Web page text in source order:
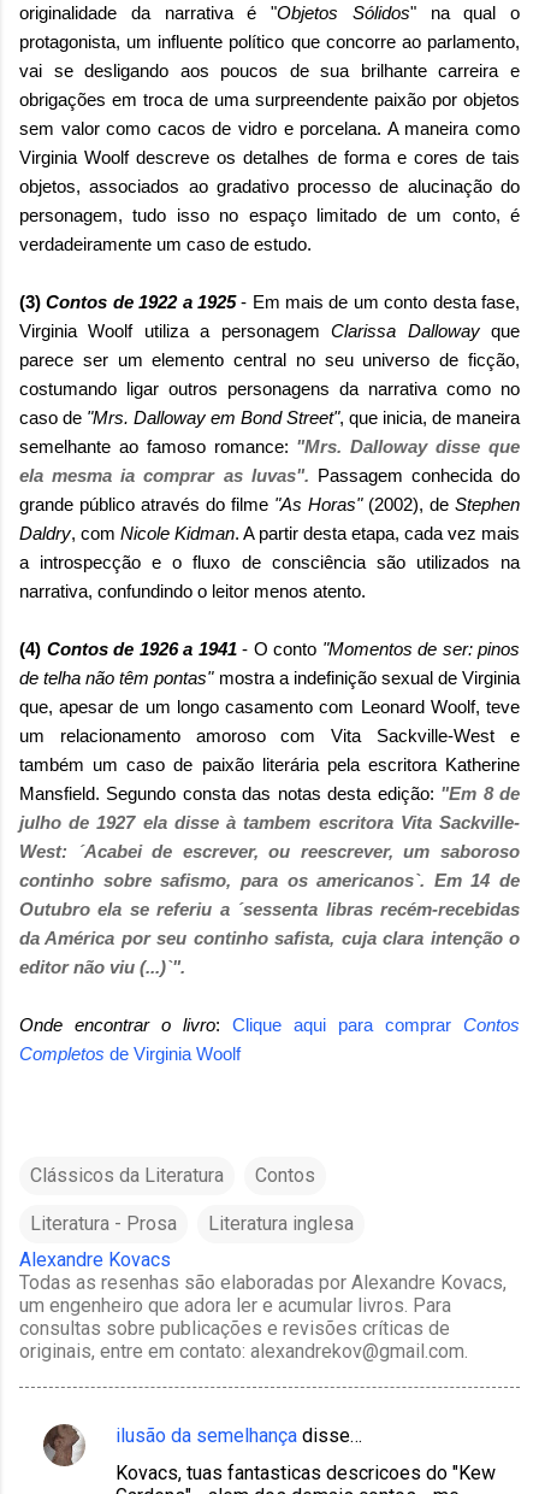
originalidade da narrativa é "Objetos Sólidos" na qual o
protagonista, um influente político que concorre ao parlamento,
vai se desligando aos poucos de sua brilhante carreira e
obrigações em troca de uma surpreendente paixão por objetos
sem valor como cacos de vidro e porcelana. A maneira como
Virginia Woolf descreve os detalhes de forma e cores de tais
objetos, associados ao gradativo processo de alucinação do
personagem, tudo isso no espaço limitado de um conto, é
verdadeiramente um caso de estudo.
(3)Contos de 1922 a 1925- Em mais de um conto desta fase,
Virginia Woolf utiliza a personagemClarissa Dallowayque
parece ser um elemento central no seu universo de ficção,
costumando ligar outros personagens da narrativa como no
caso de "Mrs. Dalloway em Bond Street", que inicia, de maneira
semelhante ao famoso romance: "Mrs. Dalloway disse que
ela mesma ia comprar as luvas". Passagem conhecidado
grande público através do filme "As Horas"(2002), de Stephen
Daldry, com Nicole Kidman. A partir desta etapa, cada vez mais
a introspecção e o fluxo de consciência são utilizados na
narrativa, confundindo o leitor menos atento.
(4) Contos de 1926 a 1941- O conto "Momentos de ser: pinos
de telha não têm pontas"mostra a indefinição sexual de Virginia
que, apesar de um longo casamento com Leonard Woolf, teve
um relacionamento amoroso com Vita Sackville-West e
também um caso de paixão literária pela escritora Katherine
Mansfield. Segundo consta das notas desta edição: "Em 8 de
julho de 1927 ela disse à tambem escritora Vita Sackville-
West: ´Acabei de escrever, ou reescrever, um saboroso
continho sobre safismo, para os americanos`. Em 14 de
Outubro ela se referiu a ´sessenta libras recém-recebidas
da América por seu continho safista, cuja clara intenção o
editor não viu (...)`".
Onde encontrar o livro: Clique aqui para comprar Contos
Completos de Virginia Woolf
Clássicos da Literatura Contos
Literatura - Prosa
Literatura inglesa
Alexandre Kovacs
Todas as resenhas são elaboradas por Alexandre Kovacs,
um engenheiro que adora ler e acumular livros. Para
consultas sobre publicações e revisões críticas de
originais, entre em contato: alexandrekov@gmail.com.
C
ilusão da semelhança disse…
Kovacs, tuas fantasticas descricoes do "Kew